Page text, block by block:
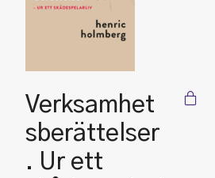
Verksamhet
sberättelser
. Ur ett